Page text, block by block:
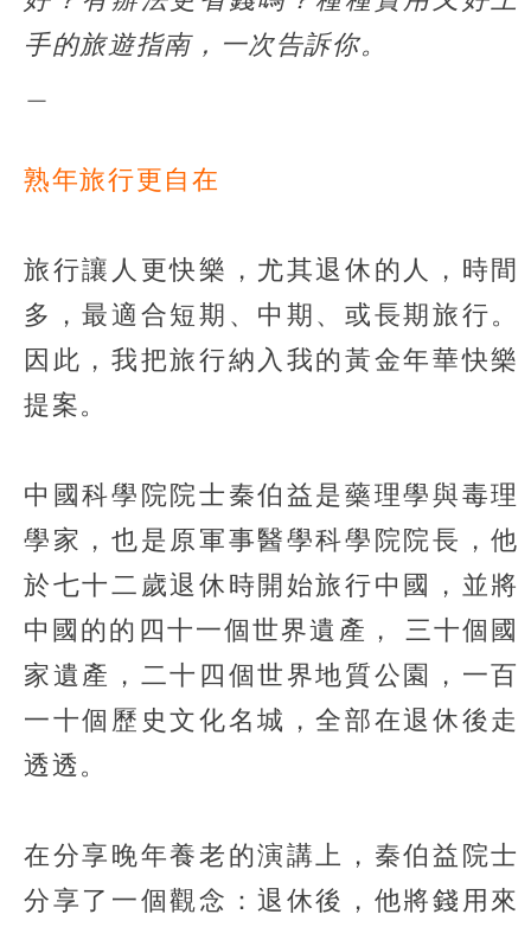
手的旅遊指南，一次告訴你。
熟年旅行更自在
旅行讓人更快樂，尤其退休的人，時間
多，最適合短期、中期、或長期旅行。
因此，我把旅行納入我的黃金年華快樂
提案。
中國科學院院士秦伯益是藥理學與毒理
學家，也是原軍事醫學科學院院長，他
於七十二歲退休時開始旅行中國，並將
中國的的四十一個世界遺產， 三十個國
家遺產，二十四個世界地質公園，一百
一十個歷史文化名城，全部在退休後走
透透。
在分享晚年養老的演講上，秦伯益院士
分享了一個觀念：退休後，他將錢用來